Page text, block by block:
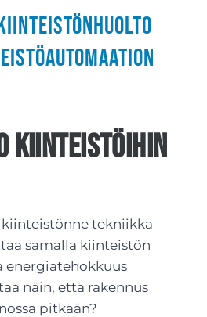
kiinteistöihin
tekniikka
samalla kiinteistön
energiatehokkuus
näin, että rakennus
pitkään?